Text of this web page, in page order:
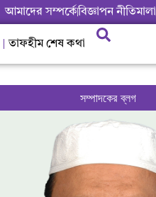
আমাদের সম্পর্কেবিজ্ঞাপন নীতিমালা
তাফহীম শেষ কথা
সম্পাদকের ব্লগ